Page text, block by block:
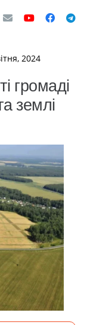
2024
громаді
землі